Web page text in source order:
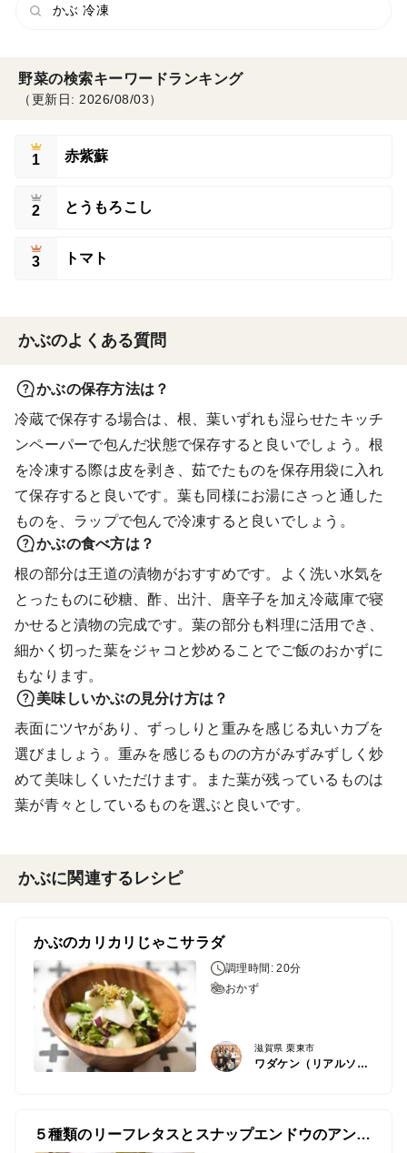
かぶ 冷凍
野菜の検索キーワードランキング
（更新日: 2026/08/03）
1 赤紫蘇
2 とうもろこし
3 トマト
かぶのよくある質問
かぶの保存方法は？
冷蔵で保存する場合は、根、葉いずれも湿らせたキッチ
ンペーパーで包んだ状態で保存すると良いでしょう。根
を冷凍する際は皮を剥き、茹でたものを保存用袋に入れ
て保存すると良いです。葉も同様にお湯にさっと通した
ものを、ラップで包んで冷凍すると良いでしょう。
かぶの食べ方は？
根の部分は王道の漬物がおすすめです。よく洗い水気を
とったものに砂糖、酢、出汁、唐辛子を加え冷蔵庫で寝
かせると漬物の完成です。葉の部分も料理に活用でき、
細かく切った葉をジャコと炒めることでご飯のおかずに
もなります。
美味しいかぶの見分け方は？
表面にツヤがあり、ずっしりと重みを感じる丸いカブを
選びましょう。重みを感じるものの方がみずみずしく炒
めて美味しくいただけます。また葉が残っているものは
葉が青々としているものを選ぶと良いです。
かぶに関連するレシピ
かぶのカリカリじゃこサラダ
調理時間: 20分
おかず
滋賀県 栗東市
ワダケン（リアルソイルハウス）
５種類のリーフレタスとスナップエンドウのアンチョビバター炒めのサラダ